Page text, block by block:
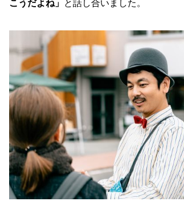
こうだよね」 と話し合いました。